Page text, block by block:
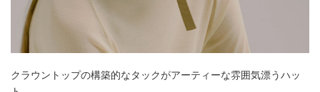
クラウントップの構築的なタックがアーティーな雰囲気漂うハッ